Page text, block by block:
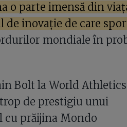
o parte imensă din
de inovație de care
mondiale în
Bolt la World
de prestigiu unui
cu prăijina Mondo